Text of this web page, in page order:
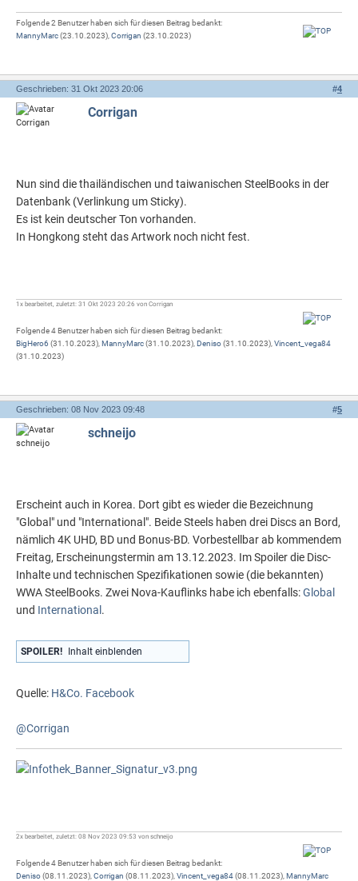
Folgende 2 Benutzer haben sich für diesen Beitrag bedankt:
MannyMarc(23.10.2023),Corrigan (23.10.2023)
#4
Geschrieben: 31 Okt 2023 20:06
Corrigan
Nun sind die thailändischen und taiwanischen SteelBooks in der
Datenbank (Verlinkung um Sticky).
Es ist kein deutscher Ton vorhanden.
In Hongkong steht das Artwork noch nicht fest.
1x bearbeitet, zuletzt: 31 Okt 2023 20:26 von Corrigan
Folgende 4 Benutzer haben sich für diesen Beitrag bedankt:
BigHero6 (31.10.2023), MannyMarc(31.10.2023), Deniso(31.10.2023), Vincent_vega84
(31.10.2023)
#5
Geschrieben: 08 Nov 2023 09:48
schneijo
Erscheint auch in Korea. Dort gibt es wieder die Bezeichnung
"Global" und "International". Beide Steels haben drei Discs an Bord,
nämlich 4K UHD, BD und Bonus-BD. Vorbestellbar ab kommendem
Freitag, Erscheinungstermin am 13.12.2023. Im Spoiler die Disc-
Inhalte und technischen Spezifikationen sowie (die bekannten)
WWA SteelBooks. Zwei Nova-Kauflinks habe ich ebenfalls:Global
und International.
SPOILER! Inhalt einblenden
Quelle: H&Co. Facebook
@Corrigan
2x bearbeitet, zuletzt: 08 Nov 2023 09:53 von schneijo
Folgende 4 Benutzer haben sich für diesen Beitrag bedankt:
Deniso(08.11.2023), Corrigan (08.11.2023), Vincent_vega84(08.11.2023), MannyMarc